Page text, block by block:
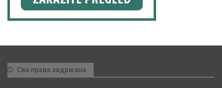
Сва права задржана